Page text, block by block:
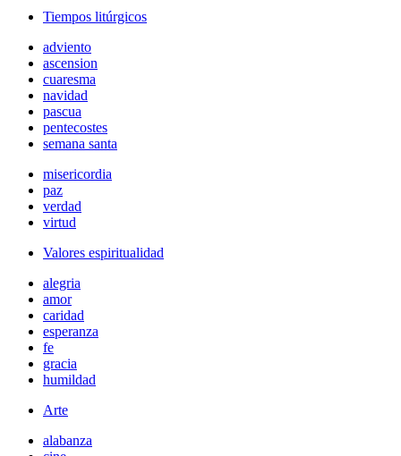
Tiempos litúrgicos
adviento
ascension
cuaresma
navidad
pascua
pentecostes
semana santa
misericordia
paz
verdad
virtud
Valores espiritualidad
alegria
amor
caridad
esperanza
fe
gracia
humildad
Arte
alabanza